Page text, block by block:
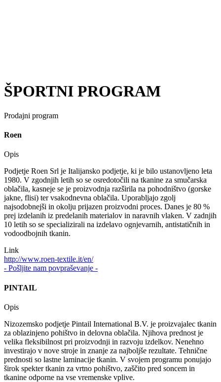
ŠPORTNI PROGRAM
Prodajni program
Roen
Opis
Podjetje Roen Srl je Italijansko podjetje, ki je bilo ustanovljeno leta
1980. V zgodnjih letih so se osredotočili na tkanine za smučarska
oblačila, kasneje se je proizvodnja razširila na pohodništvo (gorske
jakne, flisi) ter vsakodnevna oblačila. Uporabljajo zgolj
najsodobnejši in okolju prijazen proizvodni proces. Danes je 80 %
prej izdelanih iz predelanih materialov in naravnih vlaken. V zadnjih
10 letih so se specializirali na izdelavo ognjevarnih, antistatičnih in
vodoodbojnih tkanin.
Link
http://www.roen-textile.it/en/
- Pošljite nam povpraševanje -
PINTAIL
Opis
Nizozemsko podjetje Pintail International B.V. je proizvajalec tkanin
za oblazinjeno pohištvo in delovna oblačila. Njihova prednost je
velika fleksibilnost pri proizvodnji in razvoju izdelkov. Nenehno
investirajo v nove stroje in znanje za najboljše rezultate. Tehnične
prednosti so lastne laminacije tkanin. V svojem programu ponujajo
širok spekter tkanin za vrtno pohištvo, zaščito pred soncem in
tkanine odporne na vse vremenske vplive.